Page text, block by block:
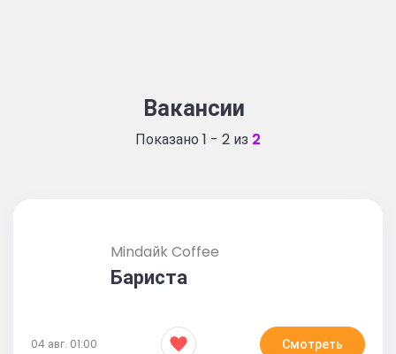
Вакансии
Показано 1 - 2 из 2
Mindaйk Coffee
Бариста
04 авг. 01:00 Смотреть